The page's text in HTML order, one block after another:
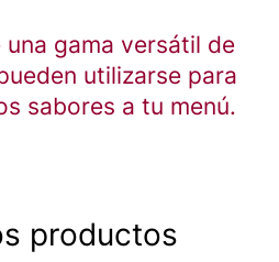
gama versátil de
utilizarse para
sabores a tu menú.
productos